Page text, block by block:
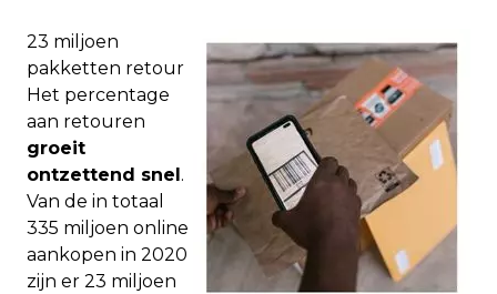
23 miljoen
pakketten retour
Het percentage
aan retouren
groeit
ontzettend snel .
Van de in totaal
335 miljoen online
aankopen in 2020
zijn er 23 miljoen